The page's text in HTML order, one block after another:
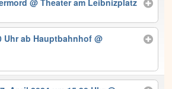
Uhr ab Hauptbahnhof@